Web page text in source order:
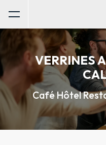
VERRINES
Café Hôtel